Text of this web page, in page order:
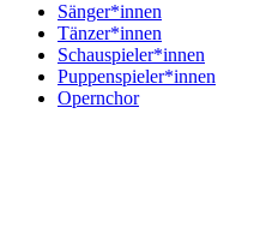
Sänger*innen
Tänzer*innen
Schauspieler*innen
Puppenspieler*innen
Opernchor